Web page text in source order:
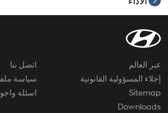
عبر العالم
اتصل بنا
إخلاء المسؤولية القانونية
سياسة
Sitemap
اسئلة
Downloads